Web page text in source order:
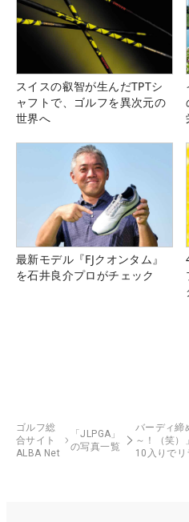
スイスの叡智が生んだTPTシ
ャフトで、ゴルフを異次元の
世界へ
最新モデル『FJクオンタム』
を石井良介プロがチェック
ゴルフ総
合サイト
ALBA Net
「JLPGA」
の写真一覧
バーディ締
～！（笑
10入りで